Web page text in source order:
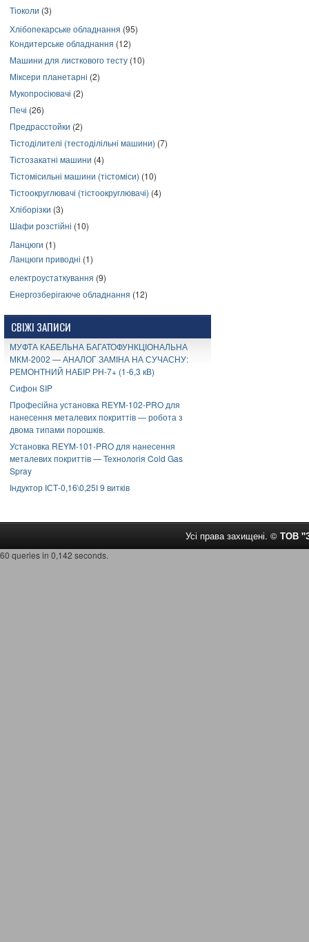
Тіоколи (3)
Хлібопекарське обладнання (95)
Кондитерське обладнання (12)
Машини для листкового тесту (10)
Міксери планетарні (2)
Мукопросіювачі (2)
Печі (26)
Предрасстойки (2)
Тістоділителі (тестоділільні машини) (7)
Тістозакатні машини (4)
Тістомісильні машини (тістоміси) (10)
Тістоокруглювачі (тістоокруглювачі) (4)
Хліборізки (3)
Шафи розстійні (10)
Ланцюги (1)
Ланцюги приводні (1)
електроустаткування (9)
Енергозберігаюче обладнання (12)
СВІЖІ ЗАПИСИ
МУФТА КАБЕЛЬНА БАГАТОФУНКЦІОНАЛЬНА
МКМ-2002 — АНАЛОГ ЗАМІНА НА СУЧАСНУ:
РЕМОНТНИЙ НАБІР РН-7+ (1-6,3 кВ)
Сифон SIP
Професійна установка REYM-102-PRO для
нанесення металевих покриттів — робота з
двома типами порошків.
Установка REYM-101-PRO для нанесення
металевих покриттів — Технологія Cold Gas
Spray
Індуктор ІСТ-0,16\0,25І 9 витків
Усі права захищені. © ТОВ
60 queries in 0,142 seconds.